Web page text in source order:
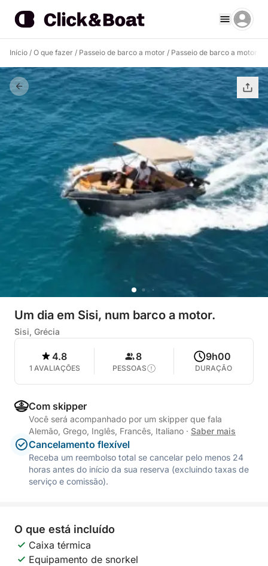
Início / O que fazer / Passeio de barco a motor / Passeio de barco a motor
Um dia em Sisi, num barco a motor.
Sisi, Grécia
4.8
1 AVALIAÇÕES
8
PESSOAS
9h00
DURAÇÃO
Com skipper
Você será acompanhado por um skipper que fala
Alemão, Grego, Inglês, Francês, Italiano · Saber mais
Cancelamento flexível
Receba um reembolso total se cancelar pelo menos 24
horas antes do início da sua reserva (excluindo taxas de
serviço e comissão).
O que está incluído
Caixa térmica
Equipamento de snorkel